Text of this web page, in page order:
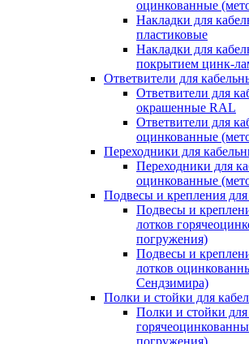
оцинкованные
Накладки для
пластиковые
Накладки для
покрытием цинк-
Ответвители для
Ответвители для
окрашенные RAL
Ответвители для
оцинкованные
Переходники для
Переходники для
оцинкованные
Подвесы и крепления
Подвесы и
лотков
погружения)
Подвесы и
лотков
Сендзимира)
Полки и стойки для
Полки и стойки
погружения)